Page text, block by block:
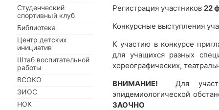
Регистрация участников 22
Конкурсные выступления
К участию в конкурсе
для учащихся разных
хореографических,
ВНИМАНИЕ!
Для
эпидемиологической
ЗАОЧНО
Студенческий
спортивный клуб
Библиотека
Центр детских
инициатив
Штаб воспитательной
работы
ВСОКО
ЭИОС
НОК